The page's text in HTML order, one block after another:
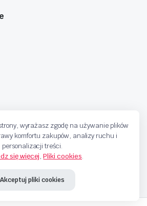
wyrażasz zgodę na używanie plików
komfortu zakupów, analizy ruchu i
personalizacji treści.
się więcej,Pliki cookies.
Akceptuj pliki cookies